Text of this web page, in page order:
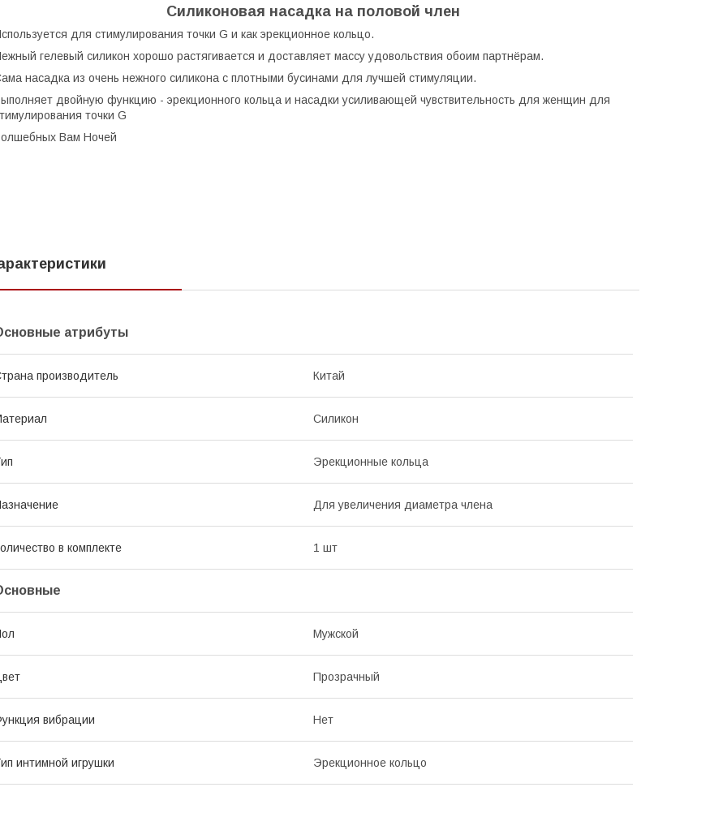
Силиконовая насадка на половой член
для стимулирования точки G и как эрекционное кольцо.
гелевый силикон хорошо растягивается и доставляет массу удовольствия обоим партнёрам.
насадка из очень нежного силикона с плотными бусинами для лучшей стимуляции.
двойную функцию - эрекционного кольца и насадки усиливающей чувствительность для женщин для
точки G
Вам Ночей
атрибуты
производитель Китай
Силикон
Эрекционные кольца
Для увеличения диаметра члена
в комплекте 1 шт
Мужской
Прозрачный
вибрации Нет
интимной игрушки Эрекционное кольцо